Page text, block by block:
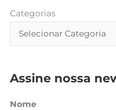
Categorias
Assine nossa
Nome